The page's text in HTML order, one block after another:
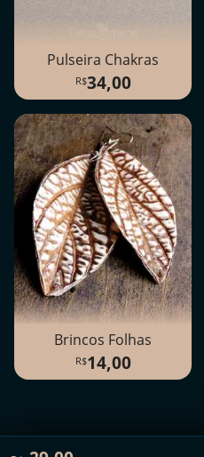
Pulseira Chakras
34,00
Brincos Folhas
14,00